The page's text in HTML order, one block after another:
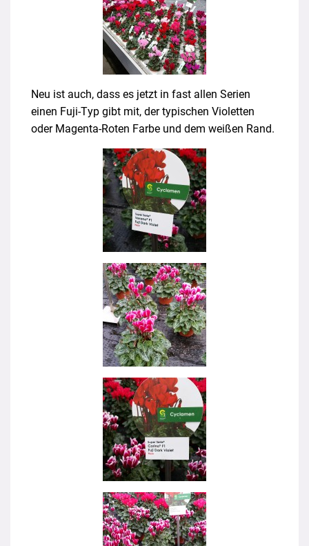
Neu ist auch, dass es jetzt in fast allen Serien
einen Fuji-Typ gibt mit, der typischen Violetten
oder Magenta-Roten Farbe und dem weißen Rand.